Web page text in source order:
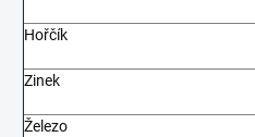
Hořčík
Zinek
Železo